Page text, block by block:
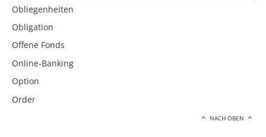
Obliegenheiten
Obligation
Offene Fonds
Online-Banking
Option
Order
NACH OBEN